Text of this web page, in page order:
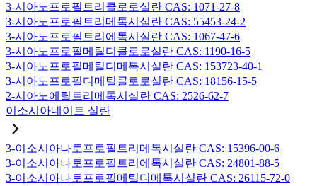
3-시아노프로필트리클로로실란 CAS: 1071-27-8
3-시아노프로필트리메톡시실란 CAS: 55453-24-2
3-시아노프로필트리에톡시실란 CAS: 1067-47-6
3-시아노프로필메틸디클로로실란 CAS: 1190-16-5
3-시아노프로필메틸디메톡시실란 CAS: 153723-40-1
3-시아노프로필디메틸클로로실란 CAS: 18156-15-5
2-시아노에틸트리메톡시실란 CAS: 2526-62-7
이소시아네이트 실란
3-이소시아나토프로필트리메톡시실란 CAS: 15396-00-6
3-이소시아나토프로필트리에톡시실란 CAS: 24801-88-5
3-이소시아나토프로필메틸디메톡시실란 CAS: 26115-72-0